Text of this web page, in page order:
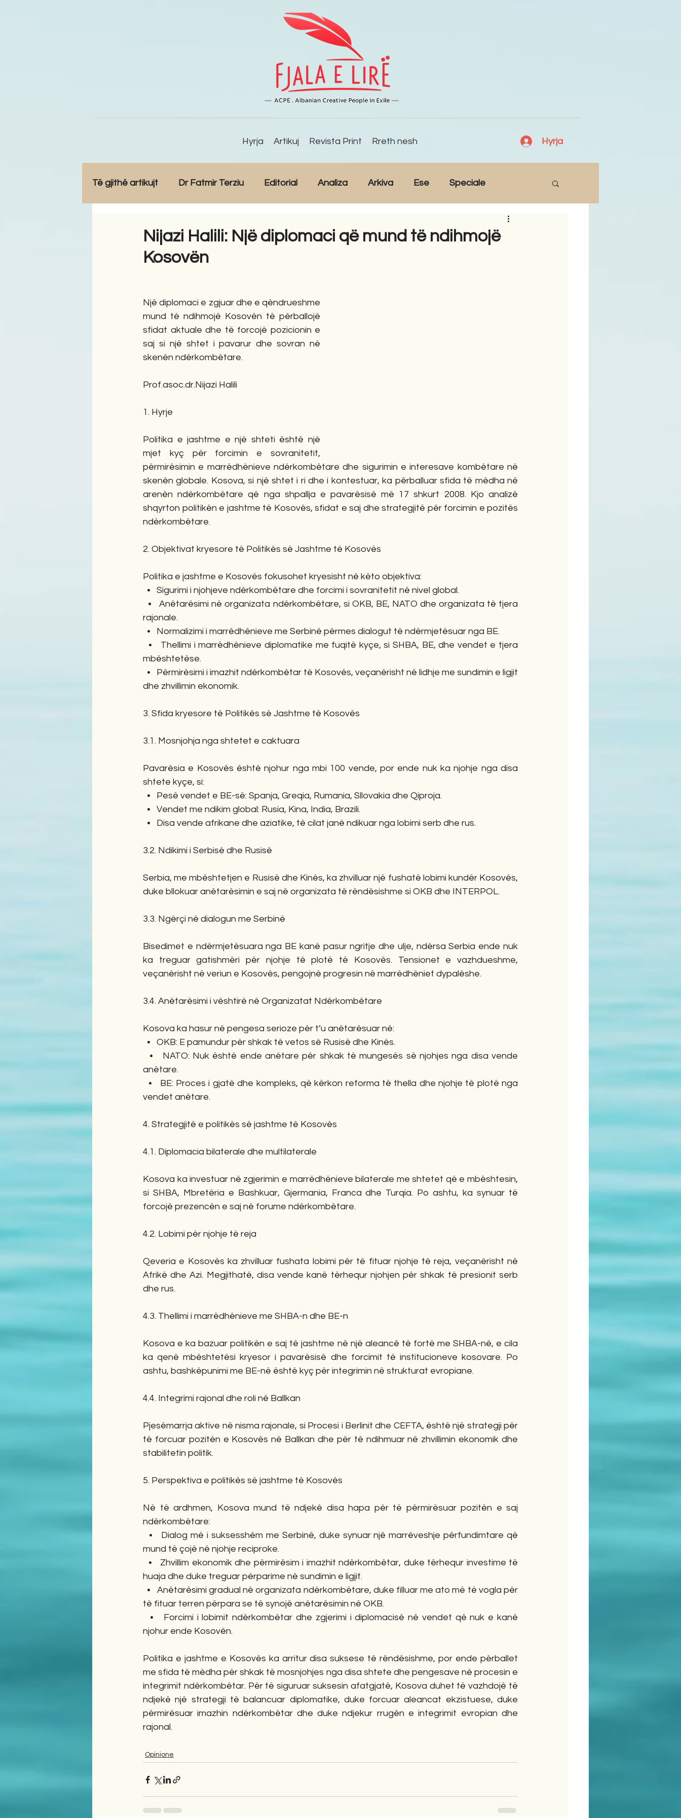
Hyrja Artikuj Revista Print Rreth nesh Hyrja
Të gjithë artikujt Dr Fatmir Terziu Editorial Analiza Arkiva Ese Speciale
Antologji Poezi
Nijazi Halili: Një diplomaci që mund të ndihmojë
Kosovën
Një diplomaci e zgjuar dhe e qëndrueshme
mund të ndihmojë Kosovën të përballojë
sfidat aktuale dhe të forcojë pozicionin e
saj si një shtet i pavarur dhe sovran në
skenën ndërkombëtare.
Prof.asoc.dr.Nijazi Halili
1. Hyrje
Politika e jashtme e një shteti është një
mjet kyç për forcimin e sovranitetit,
përmirësimin e marrëdhënieve ndërkombëtare dhe sigurimin e interesave kombëtare në
skenën globale. Kosova, si një shtet i ri dhe i kontestuar, ka përballuar sfida të mëdha në
arenën ndërkombëtare që nga shpallja e pavarësisë më 17 shkurt 2008. Kjo analizë
shqyrton politikën e jashtme të Kosovës, sfidat e saj dhe strategjitë për forcimin e pozitës
ndërkombëtare.
2. Objektivat kryesore të Politikës së Jashtme të Kosovës
Politika e jashtme e Kosovës fokusohet kryesisht në këto objektiva:
•   Sigurimi i njohjeve ndërkombëtare dhe forcimi i sovranitetit në nivel global.
•   Anëtarësimi në organizata ndërkombëtare, si OKB, BE, NATO dhe organizata të tjera
rajonale.
•   Normalizimi i marrëdhënieve me Serbinë përmes dialogut të ndërmjetësuar nga BE.
•   Thellimi i marrëdhënieve diplomatike me fuqitë kyçe, si SHBA, BE, dhe vendet e tjera
mbështetëse.
•   Përmirësimi i imazhit ndërkombëtar të Kosovës, veçanërisht në lidhje me sundimin e ligjit
dhe zhvillimin ekonomik.
3. Sfida kryesore të Politikës së Jashtme të Kosovës
3.1. Mosnjohja nga shtetet e caktuara
Pavarësia e Kosovës është njohur nga mbi 100 vende, por ende nuk ka njohje nga disa
shtete kyçe, si:
•   Pesë vendet e BE-së: Spanja, Greqia, Rumania, Sllovakia dhe Qiproja.
•   Vendet me ndikim global: Rusia, Kina, India, Brazili.
•   Disa vende afrikane dhe aziatike, të cilat janë ndikuar nga lobimi serb dhe rus.
3.2. Ndikimi i Serbisë dhe Rusisë
Serbia, me mbështetjen e Rusisë dhe Kinës, ka zhvilluar një fushatë lobimi kundër Kosovës,
duke bllokuar anëtarësimin e saj në organizata të rëndësishme si OKB dhe INTERPOL.
3.3. Ngërçi në dialogun me Serbinë
Bisedimet e ndërmjetësuara nga BE kanë pasur ngritje dhe ulje, ndërsa Serbia ende nuk
ka treguar gatishmëri për njohje të plotë të Kosovës. Tensionet e vazhdueshme,
veçanërisht në veriun e Kosovës, pengojnë progresin në marrëdhëniet dypalëshe.
3.4. Anëtarësimi i vështirë në Organizatat Ndërkombëtare
Kosova ka hasur në pengesa serioze për t’u anëtarësuar në:
•   OKB: E pamundur për shkak të vetos së Rusisë dhe Kinës.
•   NATO: Nuk është ende anëtare për shkak të mungesës së njohjes nga disa vende
anëtare.
•   BE: Proces i gjatë dhe kompleks, që kërkon reforma të thella dhe njohje të plotë nga
vendet anëtare.
4. Strategjitë e politikës së jashtme të Kosovës
4.1. Diplomacia bilaterale dhe multilaterale
Kosova ka investuar në zgjerimin e marrëdhënieve bilaterale me shtetet që e mbështesin,
si SHBA, Mbretëria e Bashkuar, Gjermania, Franca dhe Turqia. Po ashtu, ka synuar të
forcojë prezencën e saj në forume ndërkombëtare.
4.2. Lobimi për njohje të reja
Qeveria e Kosovës ka zhvilluar fushata lobimi për të fituar njohje të reja, veçanërisht në
Afrikë dhe Azi. Megjithatë, disa vende kanë tërhequr njohjen për shkak të presionit serb
dhe rus.
4.3. Thellimi i marrëdhënieve me SHBA-n dhe BE-n
Kosova e ka bazuar politikën e saj të jashtme në një aleancë të fortë me SHBA-në, e cila
ka qenë mbështetësi kryesor i pavarësisë dhe forcimit të institucioneve kosovare. Po
ashtu, bashkëpunimi me BE-në është kyç për integrimin në strukturat evropiane.
4.4. Integrimi rajonal dhe roli në Ballkan
Pjesëmarrja aktive në nisma rajonale, si Procesi i Berlinit dhe CEFTA, është një strategji për
të forcuar pozitën e Kosovës në Ballkan dhe për të ndihmuar në zhvillimin ekonomik dhe
stabilitetin politik.
5. Perspektiva e politikës së jashtme të Kosovës
Në të ardhmen, Kosova mund të ndjekë disa hapa për të përmirësuar pozitën e saj
ndërkombëtare:
•   Dialog më i suksesshëm me Serbinë, duke synuar një marrëveshje përfundimtare që
mund të çojë në njohje reciproke.
•   Zhvillim ekonomik dhe përmirësim i imazhit ndërkombëtar, duke tërhequr investime të
huaja dhe duke treguar përparime në sundimin e ligjit.
•   Anëtarësimi gradual në organizata ndërkombëtare, duke filluar me ato më të vogla për
të fituar terren përpara se të synojë anëtarësimin në OKB.
•   Forcimi i lobimit ndërkombëtar dhe zgjerimi i diplomacisë në vendet që nuk e kanë
njohur ende Kosovën.
Politika e jashtme e Kosovës ka arritur disa suksese të rëndësishme, por ende përballet
me sfida të mëdha për shkak të mosnjohjes nga disa shtete dhe pengesave në procesin e
integrimit ndërkombëtar. Për të siguruar suksesin afatgjatë, Kosova duhet të vazhdojë të
ndjekë një strategji të balancuar diplomatike, duke forcuar aleancat ekzistuese, duke
përmirësuar imazhin ndërkombëtar dhe duke ndjekur rrugën e integrimit evropian dhe
rajonal.
Opinione